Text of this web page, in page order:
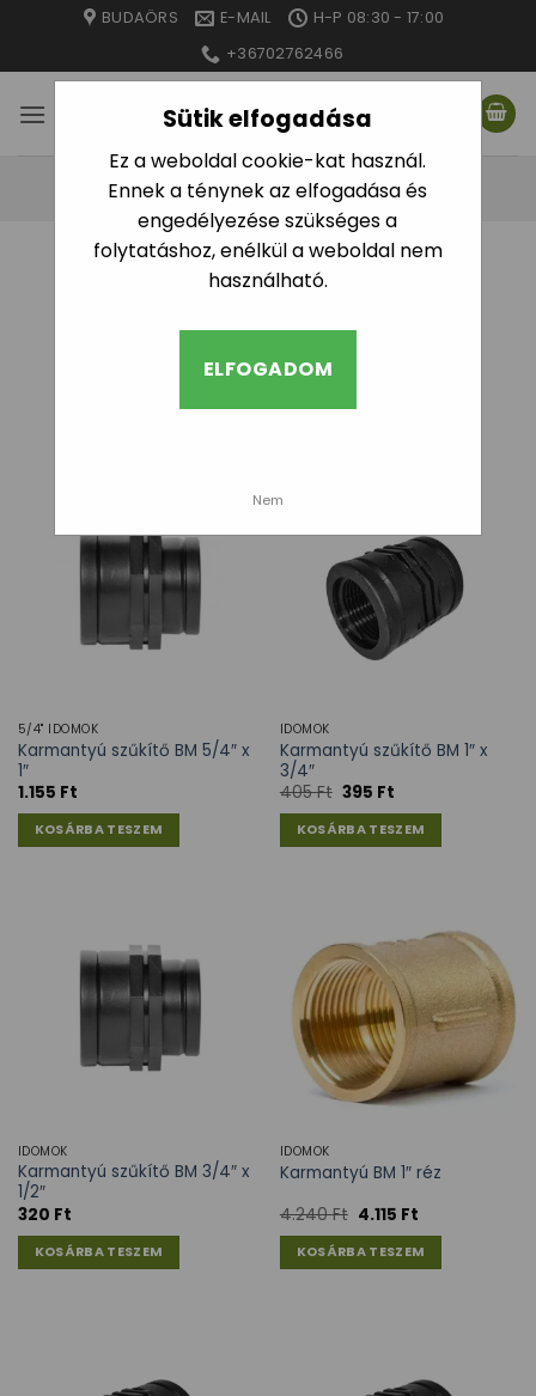
Sütik elfogadása
Ez a weboldal cookie-kat használ.
Ennek a ténynek az elfogadása és
engedélyezése szükséges a
folytatáshoz, enélkül a weboldal nem
használható.
ELFOGADOM
Nem
content
BUDAÖRS E-MAIL
H-P 08:30 - 17:00
+36702762466
KEZDŐLAP / IDOMOK / MŰANYAG MENETES
IDOMOK / KARMANTYÚK
SZŰRÉS
5/4" IDOMOK
Karmantyú szűkítő BM 5/4″ x
1″
1.155 Ft
KOSÁRBA TESZEM
IDOMOK
Karmantyú szűkítő BM 1″ x
3/4″
405Ft 395 Ft
KOSÁRBA TESZEM
IDOMOK
Karmantyú szűkítő BM 3/4″ x
1/2″
320 Ft
KOSÁRBA TESZEM
IDOMOK
Karmantyú BM 1″ réz
4.240Ft 4.115 Ft
KOSÁRBA TESZEM